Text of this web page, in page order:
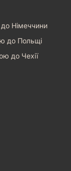
до Німеччини
до Польщі
до Чехії